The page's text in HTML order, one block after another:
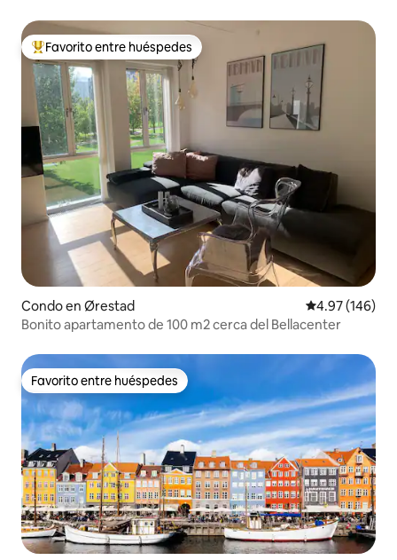
Favorito entre huéspedes preferido
Favorito entre huéspedes
Condo en Ørestad Calificación
4.97 (146)
Bonito apartamento de 100 m2 cerca del Bellacenter
Favorito entre huéspedes
Favorito entre huéspedes